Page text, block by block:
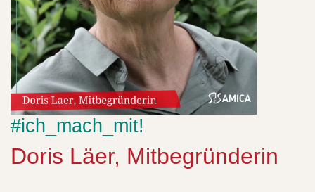
#ich_mach_mit!
Doris Läer, Mitbegründerin